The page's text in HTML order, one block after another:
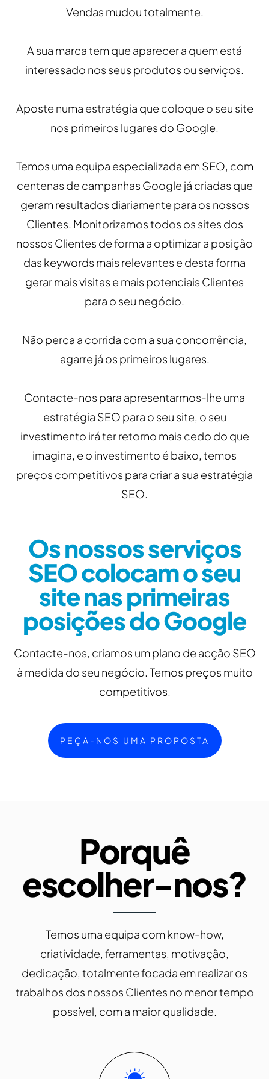
Vendas mudou totalmente.
A sua marca tem que aparecer a quem está
interessado nos seus produtos ou serviços.
Aposte numa estratégia que coloque o seu site
nos primeiros lugares do Google.
Temos uma equipa especializada em SEO, com
centenas de campanhas Google já criadas que
geram resultados diariamente para os nossos
Clientes. Monitorizamos todos os sites dos
nossos Clientes de forma a optimizar a posição
das keywords mais relevantes e desta forma
gerar mais visitas e mais potenciais Clientes
para o seu negócio.
Não perca a corrida com a sua concorrência,
agarre já os primeiros lugares.
Contacte-nos para apresentarmos-lhe uma
estratégia SEO para o seu site, o seu
investimento irá ter retorno mais cedo do que
imagina, e o investimento é baixo, temos
preços competitivos para criar a sua estratégia
SEO.
Os nossos serviços
SEO colocam o seu
site nas primeiras
posições do Google
Contacte-nos, criamos um plano de acção SEO
à medida do seu negócio. Temos preços muito
competitivos.
PEÇA-NOS UMA PROPOSTA
Porquê
escolher-nos?
Temos uma equipa com know-how,
criatividade, ferramentas, motivação,
dedicação, totalmente focada em realizar os
trabalhos dos nossos Clientes no menor tempo
possível, com a maior qualidade.